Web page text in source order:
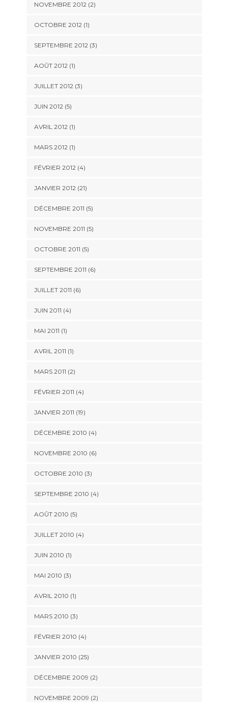
NOVEMBRE 2012 (2)
OCTOBRE 2012 (1)
SEPTEMBRE 2012 (3)
AOÛT 2012 (1)
JUILLET 2012 (3)
JUIN 2012 (5)
AVRIL 2012 (1)
MARS 2012 (1)
FÉVRIER 2012 (4)
JANVIER 2012 (21)
DÉCEMBRE 2011 (5)
NOVEMBRE 2011 (5)
OCTOBRE 2011 (5)
SEPTEMBRE 2011 (6)
JUILLET 2011 (6)
JUIN 2011 (4)
MAI 2011 (1)
AVRIL 2011 (1)
MARS 2011 (2)
FÉVRIER 2011 (4)
JANVIER 2011 (19)
DÉCEMBRE 2010 (4)
NOVEMBRE 2010 (6)
OCTOBRE 2010 (3)
SEPTEMBRE 2010 (4)
AOÛT 2010 (5)
JUILLET 2010 (4)
JUIN 2010 (1)
MAI 2010 (3)
AVRIL 2010 (1)
MARS 2010 (3)
FÉVRIER 2010 (4)
JANVIER 2010 (25)
DÉCEMBRE 2009 (2)
NOVEMBRE 2009 (2)